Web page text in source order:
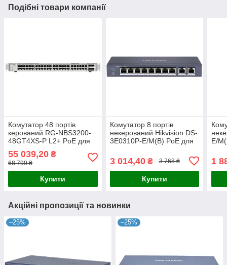
Подібні товари компанії
Комутатор 48 портів
керований RG-NBS3200-
48GT4XS-P L2+ PoE для
підключення з підтримкою
PoE до 370 Вт
55 039,20 ₴
68 799 ₴
Купити
Комутатор 8 портів
некерований Hikvision DS-
3E0310P-E/M(B) PoE для
RJ45 PoE, 2x RJ45 Gigabit,
80Вт, 0º -
3 014,40₴ 3 768 ₴
Купити
E/
35
1
Акційні пропозиції та новинки
–25% –25%